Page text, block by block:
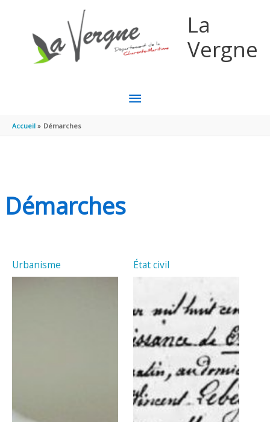
La
Vergne
MENU
Accueil Démarches
Démarches
Urbanisme État civil